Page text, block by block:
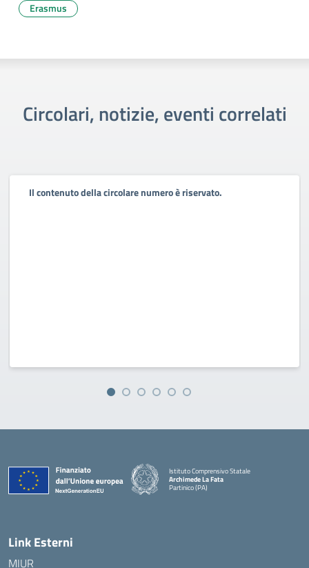
Erasmus
Circolari, notizie, eventi correlati
Il contenuto della circolare numero è riservato.
Istituto Comprensivo Statale
Archimede La Fata
Partinico (PA)
Link Esterni
MIUR